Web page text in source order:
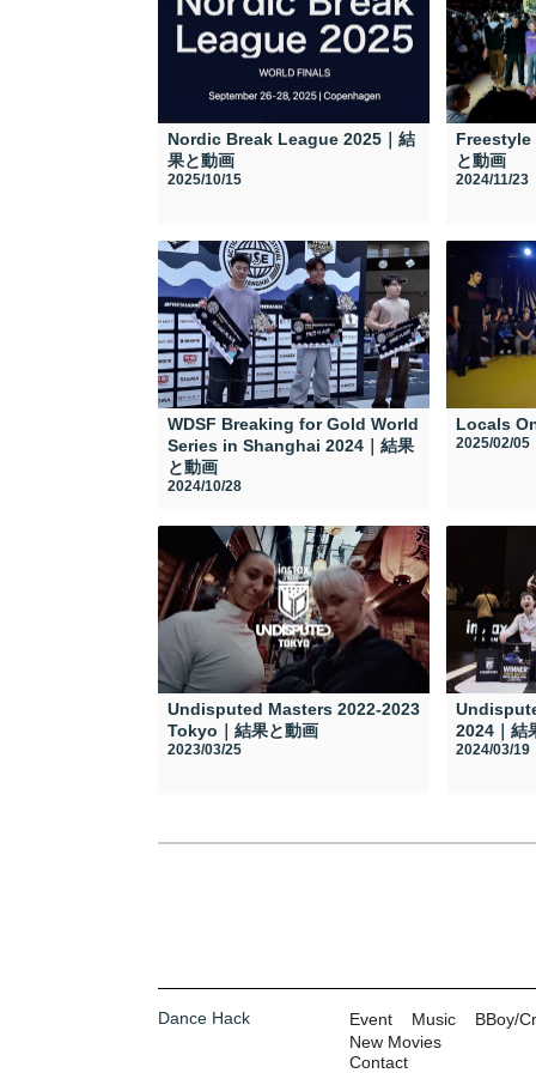
Nordic Break League 2025｜結
果と動画
2025/10/15
Freestyle
と動画
2024/11/23
WDSF Breaking for Gold World
Series in Shanghai 2024｜結果
と動画
2024/10/28
Locals
2025/02/05
Undisputed Masters 2022-2023
Tokyo｜結果と動画
2023/03/25
2024｜結
2024/03/19
Dance Hack Event Music
BBoy/
New Movies
Contact